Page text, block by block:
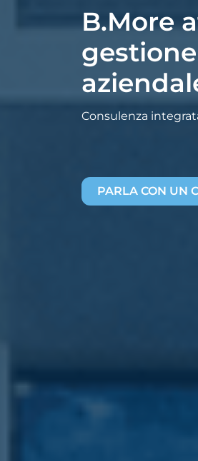
B.More
Consulenza
PARLA CON UN